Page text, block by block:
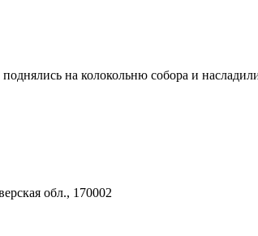
на колокольню собора и
обл., 170002